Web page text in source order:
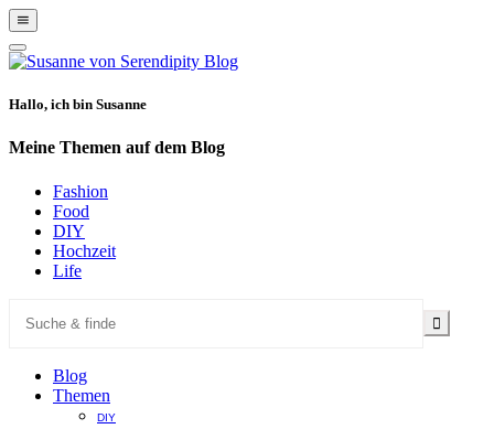
Show
Offscreen
Content
Hide
Offscreen
Hallo, ich bin Susanne
Meine Themen auf dem Blog
Fashion
Food
DIY
Hochzeit
Life
Blog
Themen
DIY